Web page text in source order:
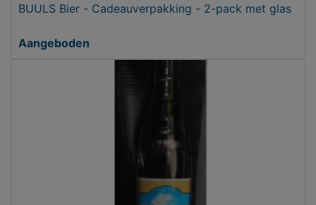
BUULS Bier - Cadeauverpakking - 2-pack met glas
Aangeboden